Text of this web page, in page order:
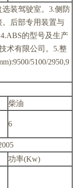
选装驾驶室。3.侧防
。后部专用装置与
的型号及生产
术有限公司。5.整
5100/2950,9
柴油
6
功率(Kw)